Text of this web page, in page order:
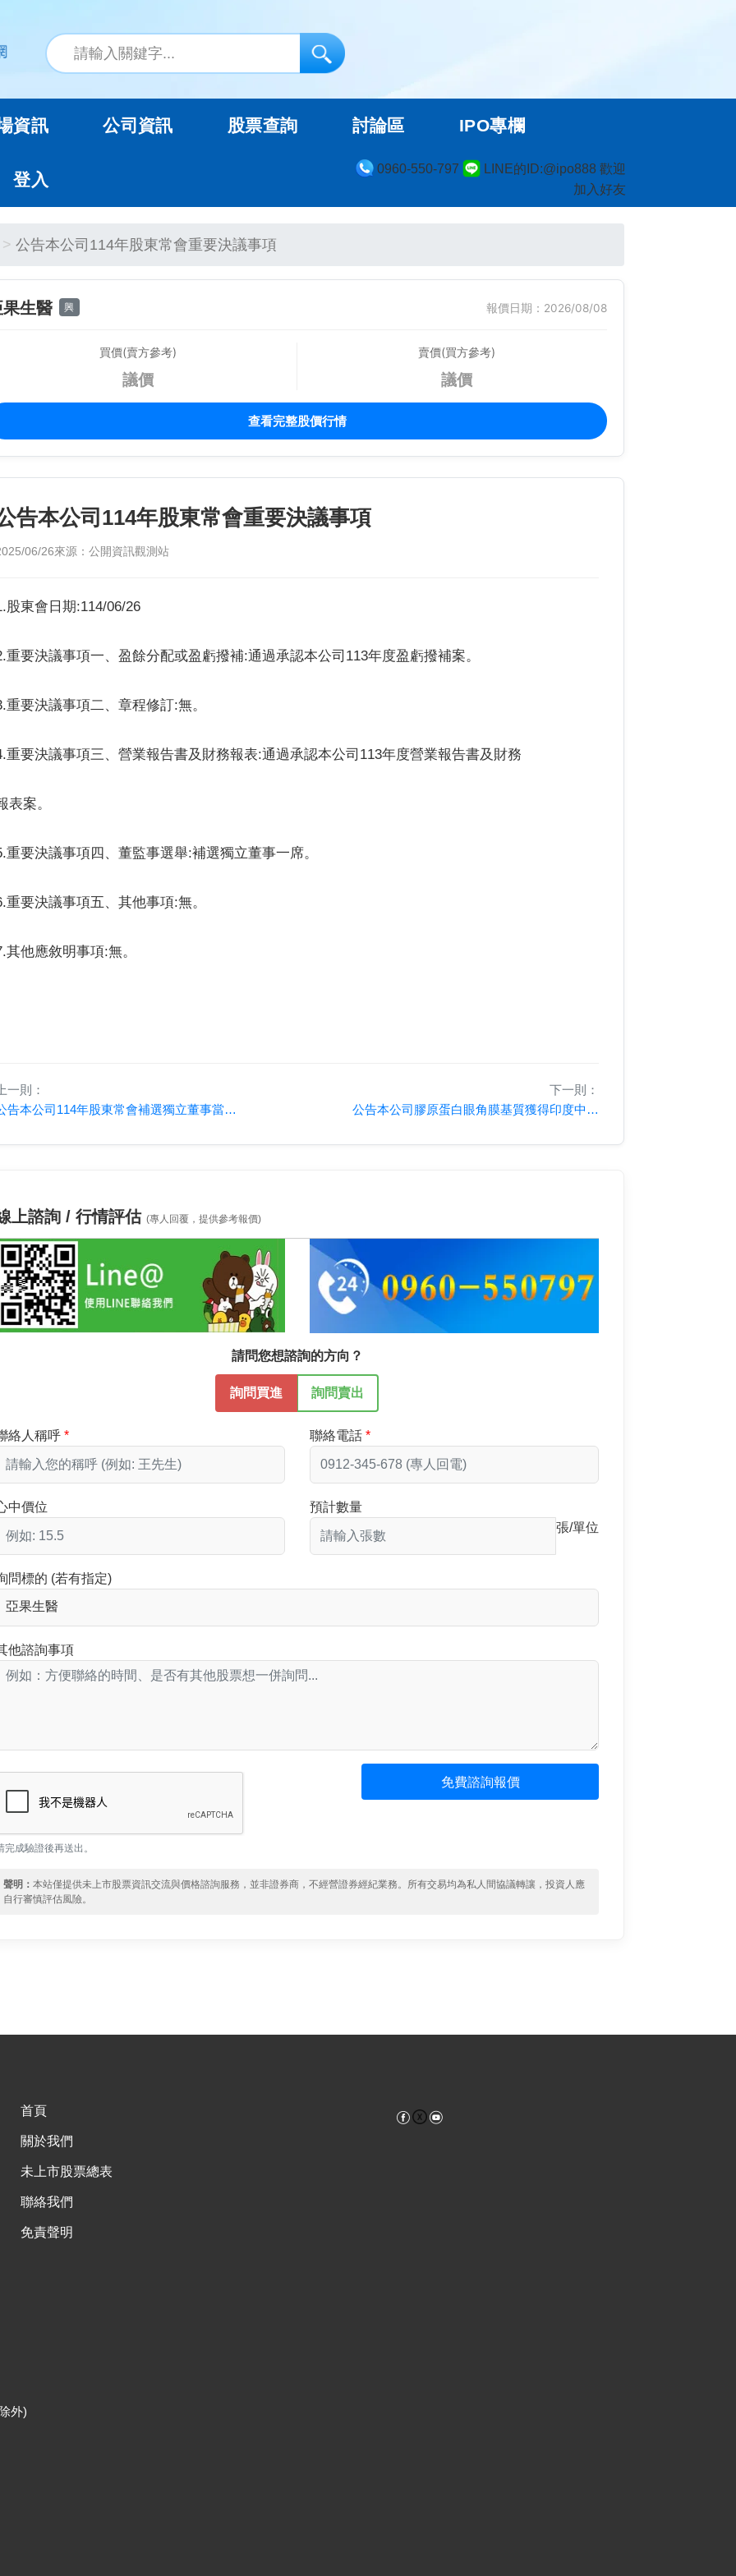
0960-550-797
LINE的ID:@ipo888 歡迎
加入好友
資訊 公司資訊 股票查詢 討論區 IPO專欄
登入
公告本公司114年股東常會重要決議事項
果生醫 興 報價日期：2026/08/08
買價(賣方參考)
議價
賣價(買方參考)
議價
查看完整股價行情
告本公司114年股東常會重要決議事項
06/26來源：公開資訊觀測站
股東會日期:114/06/26
重要決議事項一、盈餘分配或盈虧撥補:通過承認本公司113年度盈虧撥補案。
重要決議事項二、章程修訂:無。
重要決議事項三、營業報告書及財務報表:通過承認本公司113年度營業報告書及財務
表案。
重要決議事項四、董監事選舉:補選獨立董事一席。
重要決議事項五、其他事項:無。
其他應敘明事項:無。
一則：
公告本公司114年股東常會補選獨立董事當選名單
下一則：
公告本公司膠原蛋白眼角膜基質獲得印度中央藥品標準控制組織（C
上諮詢 / 行情評估(專人回覆，提供參考報價)
請問您想諮詢的方向？
詢問買進 詢問賣出
絡人稱呼 聯絡電話
中價位
預計數量
張/單位
問標的 (若有指定)
他諮詢事項
完成驗證後再送出。
免費諮詢報價
聲明：本站僅提供未上市股票資訊交流與價格諮詢服務，並非證券商，不經營證券經紀業務。所有交易均為私人間協議轉讓，投資人應
自行審慎評估風險。
首頁
關於我們
未上市股票總表
聯絡我們
免責聲明
Facebook
外)